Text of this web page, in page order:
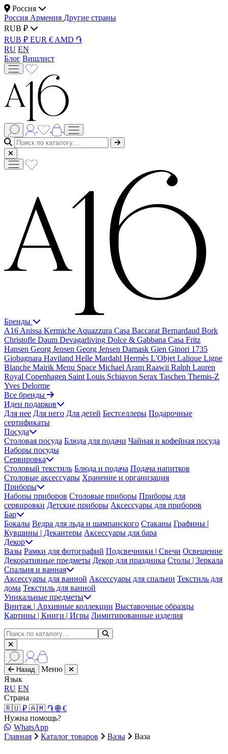
Россия
Россия Армения Другие страны
RUB ₽
RUB ₽ EUR € AMD ֏
RU EN
Блог Вишлист
Бренды
A16 Anissa Kermiche Aquazzura Casa Baccarat Bernardaud Bork
Christofle Daum Devagarliving Dolce & Gabbana Casa Fritz
Hansen Georg Jensen Georg Jensen Damask Gien Ginori 1735
Giobagnara Haviland Helle Mardahl Hermès L'Objet Lalique Ligne
Blanche Mairik Menu Space Michael Aram Raawii Ralph Lauren
Royal Copenhagen Saint Louis Schiavon Serax Taschen Themis-Z
Yves Delorme
Все бренды
Идеи подарков
Для нее Для него Для детей Бестселлеры Подарочные
сертификаты
Посуда
Столовая посуда Блюда для подачи Чайная и кофейная посуда
Наборы посуды
Сервировка
Столовый текстиль Блюда и подача Подача напитков
Столовые аксессуары Хранение и организация
Приборы
Наборы приборов Столовые приборы Приборы для
сервировки Детские приборы Аксессуары для приборов
Бар
Бокалы Ведра для льда и шампанского Стаканы Графины |
Кувшины | Декантеры Аксессуары для бара
Декор
Вазы Рамки для фотографий Подсвечники | Свечи Освещение
Декоративные предметы Декор для праздника Столы | Зеркала
Спальня и ванная
Аксессуары для ванной Аксессуары для спальни Текстиль для
дома Текстиль для ванной
Уникальные предметы
Винтаж | Архивные коллекции Выставочные образцы
Картины | Книги | Игры Лимитированные изделия
Назад
Меню
Язык
RU EN
Страна
🇷🇺 ₽ 🇦🇲 ֏🌐 €
Нужна помощь?
WhatsApp
Главная
Каталог товаров Вазы Ваза